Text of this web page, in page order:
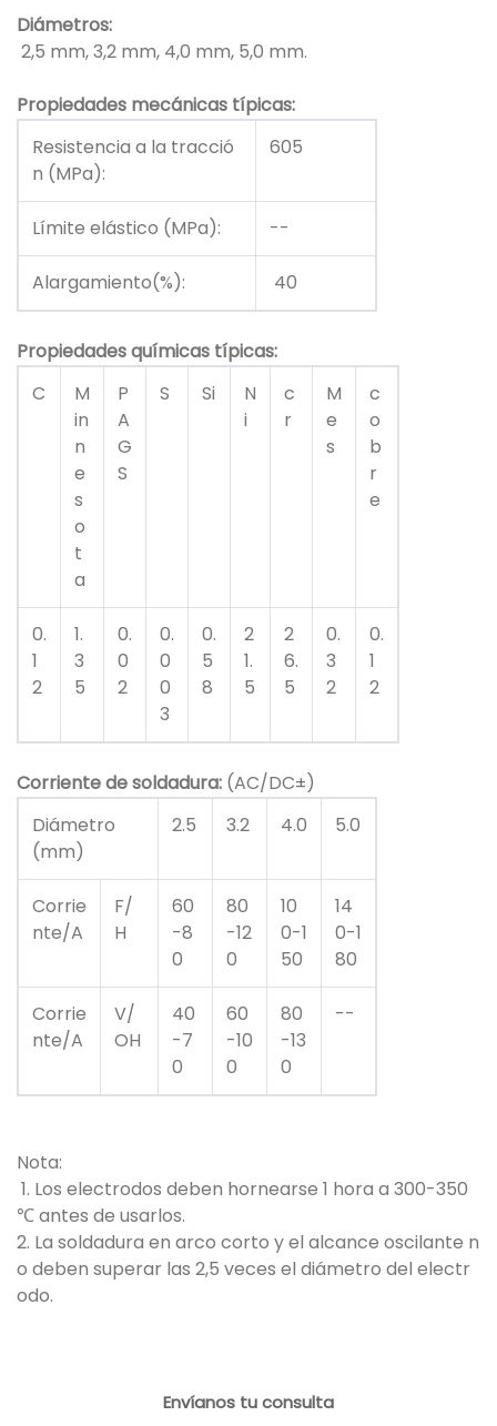
Diámetros:
2,5 mm, 3,2 mm, 4,0 mm, 5,0 mm.
Propiedades mecánicas típicas:
Resistencia a la tracció
n (MPa):
605
Límite elástico (MPa): --
Alargamiento(%): 40
Propiedades químicas típicas:
C
M
in
n
e
s
o
t
a
P
A
G
S
S Si
N
i
c
r
M
e
s
c
o
b
r
e
0.
1
2
1.
3
5
0.
0
2
0.
0
0
3
0.
5
8
2
1.
5
2
6.
5
0.
3
2
0.
1
2
Corriente de soldadura: (AC/DC±)
Diámetro
(mm)
2.5 3.2 4.0 5.0
Corrie
nte/A
F/
H
60
-8
0
80
-12
0
10
0-1
50
14
0-1
80
Corrie
nte/A
V/
OH
40
-7
0
60
-10
0
80
-13
0
--
Nota:
1. Los electrodos deben hornearse 1 hora a 300-350
℃ antes de usarlos.
2. La soldadura en arco corto y el alcance oscilante n
o deben superar las 2,5 veces el diámetro del electr
odo.
Envíanos tu consulta